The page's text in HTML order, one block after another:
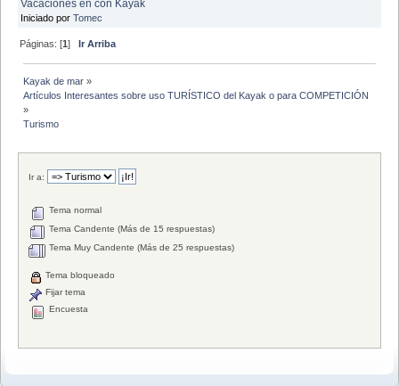
Vacaciones en con Kayak
Iniciado por Tomec
Páginas: [1]Ir Arriba
Kayak de mar »
Artículos Interesantes sobre uso TURÍSTICO del Kayak o para COMPETICIÓN
»
Turismo
Ir a:
Tema normal
Tema Candente (Más de 15 respuestas)
Tema Muy Candente (Más de 25 respuestas)
Tema bloqueado
Fijar tema
Encuesta